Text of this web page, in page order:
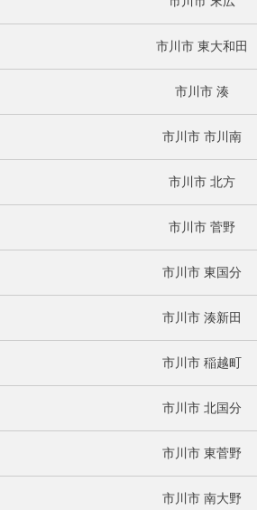
市川市 東大和田
市川市 湊
市川市 市川南
市川市 北方
市川市 菅野
市川市 東国分
市川市 湊新田
市川市 稲越町
市川市 北国分
市川市 東菅野
市川市 南大野